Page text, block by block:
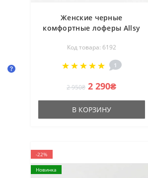
Женские черные
комфортные лоферы Allsy
L2603 BLACK 6192 из
натуральной замшы с
анатомической стелькой в
Код товара: 6192
1
2 950₴ 2 290₴
В КОРЗИНУ
-22%
Новинка